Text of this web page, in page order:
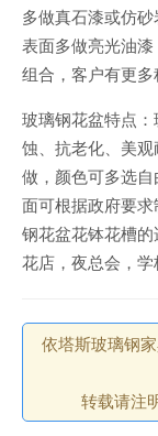
多做真石漆或仿
表面多做亮光油
组合，客户有更多
玻璃钢花盆特点
蚀、抗老化、美
做，颜色可多选
面可根据政府要
钢花盆花钵花槽
花店，夜总会，学
依塔斯玻璃钢
转载请注